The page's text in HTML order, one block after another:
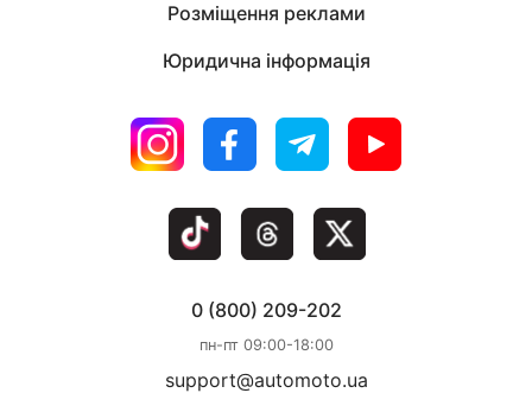
Розміщення реклами
Юридична інформація
0 (800) 209-202
пн-пт 09:00-18:00
support@automoto.ua